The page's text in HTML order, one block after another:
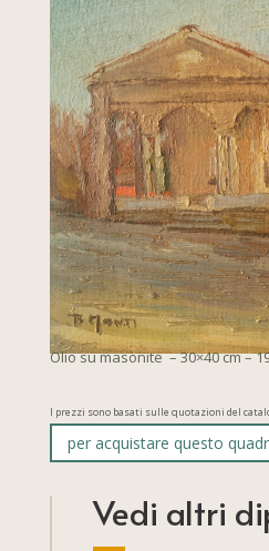
Olio su masonite – 30×40 cm –
I prezzi sono basati sulle quotazioni del
per acquistare questo
Vedi altri